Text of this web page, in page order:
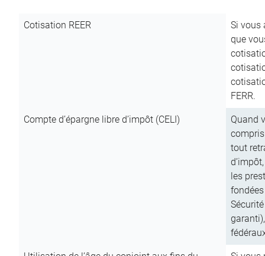
Cotisation REER
Si vous
que
FERR.
Compte d’épargne libre d’impôt (CELI)
Quand
tout
les